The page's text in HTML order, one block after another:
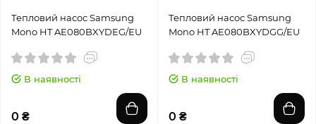
Тепловий насос Samsung
Mono HT AE080BXYDEG/EU
В наявності
0 ₴
Тепловий насос Samsung
Mono HT AE080BXYDGG/EU
В наявності
0 ₴